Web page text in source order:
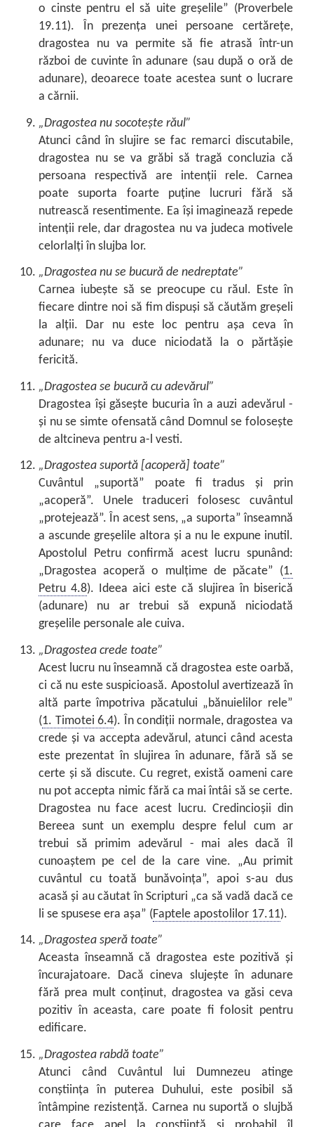
o cinste pentru el să uite greșelile” (Proverbele
19.11). În prezența unei persoane certărețe,
dragostea nu va permite să fie atrasă într-un
război de cuvinte în adunare (sau după o oră de
adunare), deoarece toate acestea sunt o lucrare
a cărnii.
„Dragostea nu socotește răul”
Atunci când în slujire se fac remarci discutabile,
dragostea nu se va grăbi să tragă concluzia că
persoana respectivă are intenții rele. Carnea
poate suporta foarte puține lucruri fără să
nutrească resentimente. Ea își imaginează repede
intenții rele, dar dragostea nu va judeca motivele
celorlalți în slujba lor.
„Dragostea nu se bucură de nedreptate”
Carnea iubește să se preocupe cu răul. Este în
fiecare dintre noi să fim dispuși să căutăm greșeli
la alții. Dar nu este loc pentru așa ceva în
adunare; nu va duce niciodată la o părtășie
fericită.
„Dragostea se bucură cu adevărul”
Dragostea își găsește bucuria în a auzi adevărul -
și nu se simte ofensată când Domnul se folosește
de altcineva pentru a-l vesti.
„Dragostea suportă [acoperă] toate”
Cuvântul „suportă” poate fi tradus și prin
„acoperă”. Unele traduceri folosesc cuvântul
„protejează”. În acest sens, „a suporta” înseamnă
a ascunde greșelile altora și a nu le expune inutil.
Apostolul Petru confirmă acest lucru spunând:
„Dragostea acoperă o mulțime de păcate” (1.
Petru 4.8). Ideea aici este că slujirea în biserică
(adunare) nu ar trebui să expună niciodată
greșelile personale ale cuiva.
„Dragostea crede toate”
Acest lucru nu înseamnă că dragostea este oarbă,
ci că nu este suspicioasă. Apostolul avertizează în
altă parte împotriva păcatului „bănuielilor rele”
(1. Timotei 6.4). În condiții normale, dragostea va
crede și va accepta adevărul, atunci când acesta
este prezentat în slujirea în adunare, fără să se
certe și să discute. Cu regret, există oameni care
nu pot accepta nimic fără ca mai întâi să se certe.
Dragostea nu face acest lucru. Credincioșii din
Bereea sunt un exemplu despre felul cum ar
trebui să primim adevărul - mai ales dacă îl
cunoaștem pe cel de la care vine. „Au primit
cuvântul cu toată bunăvoința”, apoi s-au dus
acasă și au căutat în Scripturi „ca să vadă dacă ce
li se spusese era așa” (Faptele apostolilor 17.11).
„Dragostea speră toate”
Aceasta înseamnă că dragostea este pozitivă și
încurajatoare. Dacă cineva slujește în adunare
fără prea mult conținut, dragostea va găsi ceva
pozitiv în aceasta, care poate fi folosit pentru
edificare.
„Dragostea rabdă toate”
Atunci când Cuvântul lui Dumnezeu atinge
conștiința în puterea Duhului, este posibil să
întâmpine rezistență. Carnea nu suportă o slujbă